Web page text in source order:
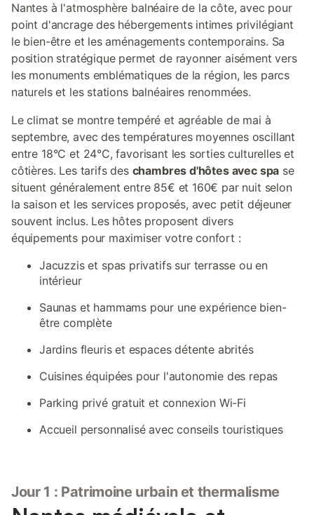
Nantes à l'atmosphère balnéaire de la côte, avec pour
point d'ancrage des hébergements intimes privilégiant
le bien-être et les aménagements contemporains. Sa
position stratégique permet de rayonner aisément vers
les monuments emblématiques de la région, les parcs
naturels et les stations balnéaires renommées.
Le climat se montre tempéré et agréable de mai à
septembre, avec des températures moyennes oscillant
entre 18°C et 24°C, favorisant les sorties culturelles et
côtières. Les tarifs des chambres d'hôtes avec spa se
situent généralement entre 85€ et 160€ par nuit selon
la saison et les services proposés, avec petit déjeuner
souvent inclus. Les hôtes proposent divers
équipements pour maximiser votre confort :
Jacuzzis et spas privatifs sur terrasse ou en
intérieur
Saunas et hammams pour une expérience bien-
être complète
Jardins fleuris et espaces détente abrités
Cuisines équipées pour l'autonomie des repas
Parking privé gratuit et connexion Wi-Fi
Accueil personnalisé avec conseils touristiques
Jour 1 : Patrimoine urbain et thermalisme